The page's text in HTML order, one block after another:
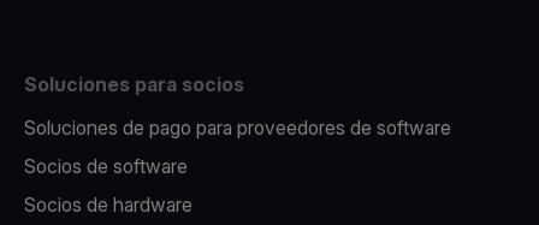
Soluciones para socios
Soluciones de pago para proveedores de software
Socios de software
Socios de hardware